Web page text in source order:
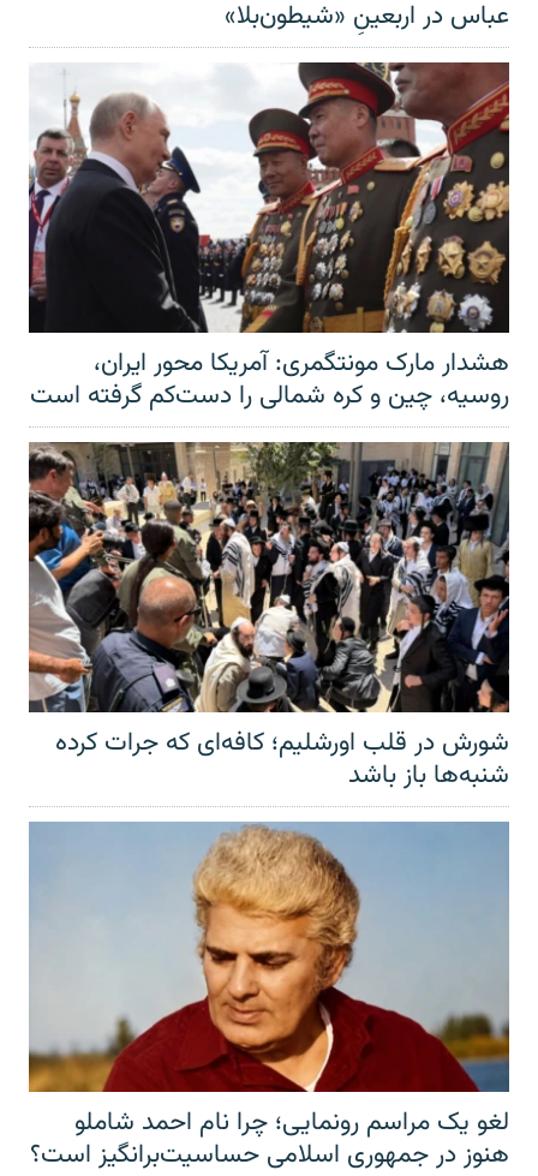
عباس در اربعینِ «شیطون‌بلا»
هشدار مارک مونتگمری: آمریکا محور ایران،
روسیه، چین و کره شمالی را دست‌کم گرفته است
شورش در قلب اورشلیم؛ کافه‌ای که جرات کرده
شنبه‌ها باز باشد
لغو یک مراسم رونمایی؛ چرا نام احمد شاملو
هنوز در جمهوری اسلامی حساسیت‌برانگیز است؟